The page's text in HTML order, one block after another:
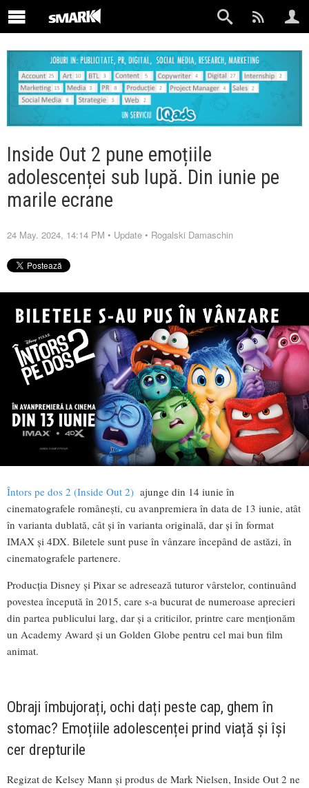
Inside Out 2 pune emoțiile
adolescenței sub lupă. Din iunie pe
marile ecrane
24 May. 2024, 14:14 PM • Update • Rogalski Damaschin
Întors pe dos 2 (Inside Out 2) ajunge din 14 iunie în
cinematografele românești, cu avanpremiera în data de 13 iunie, atât
în varianta dublată, cât și în varianta originală, dar și în format
IMAX și 4DX. Biletele sunt puse în vânzare începând de astăzi, în
cinematografele partenere.
Producția Disney și Pixar se adresează tuturor vârstelor, continuând
povestea începută în 2015, care s-a bucurat de numeroase aprecieri
din partea publicului larg, dar și a criticilor, printre care menționăm
un Academy Award și un Golden Globe pentru cel mai bun film
animat.
Obraji îmbujorați, ochi dați peste cap, ghem în
stomac? Emoțiile adolescenței prind viață și își
cer drepturile
Regizat de Kelsey Mann și produs de Mark Nielsen, Inside Out 2 ne